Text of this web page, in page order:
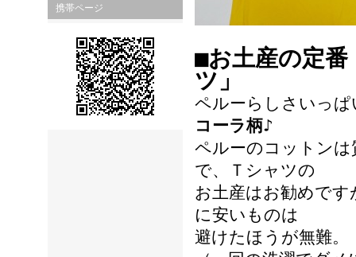
携帯ページ
■お土産の定番
ツ」
ペルーらしさいっぱ
コーラ柄♪
ペルーのコットンは
で、Ｔシャツの
お土産はお勧めです
に安いものは
避けたほうが無難。